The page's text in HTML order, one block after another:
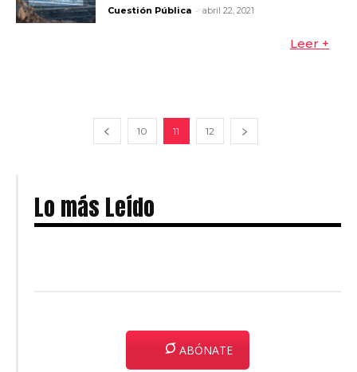
Cuestión Pública - abril 22, 2021
Leer +
10 11 12
Lo más Leído
ABÓNATE